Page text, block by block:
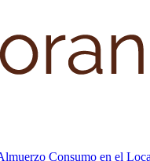
Consumo en el